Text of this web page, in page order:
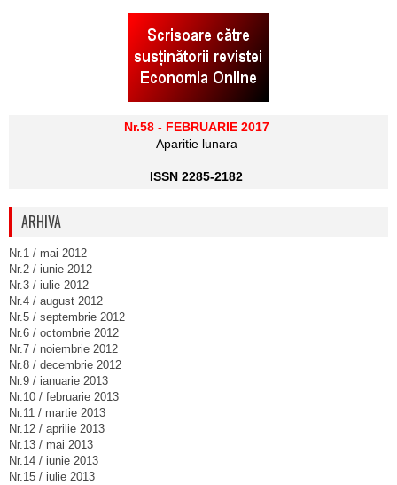
Nr.58 - FEBRUARIE 2017
Aparitie lunara
ISSN 2285-2182
ARHIVA
Nr.1 / mai 2012
Nr.2 / iunie 2012
Nr.3 / iulie 2012
Nr.4 / august 2012
Nr.5 / septembrie 2012
Nr.6 / octombrie 2012
Nr.7 / noiembrie 2012
Nr.8 / decembrie 2012
Nr.9 / ianuarie 2013
Nr.10 / februarie 2013
Nr.11 / martie 2013
Nr.12 / aprilie 2013
Nr.13 / mai 2013
Nr.14 / iunie 2013
Nr.15 / iulie 2013